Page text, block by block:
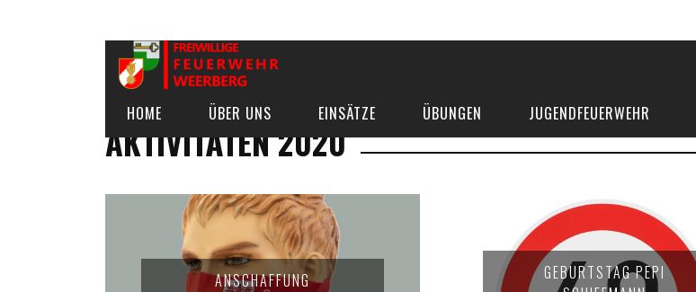
HOME ÜBER UNS EINSÄTZE ÜBUNGEN JUGENDFEUERWEHR
AKTIVITÄTEN 2020
ANSCHAFFUNG
GEBURTSTAG PEPI